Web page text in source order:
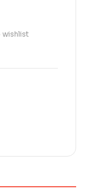
wishlist